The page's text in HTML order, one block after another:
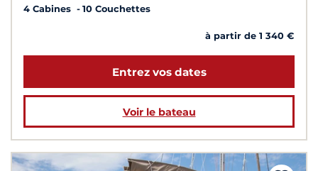
4 Cabines
10 Couchettes
à partir de 1 340 €
Entrez vos dates
Voir le bateau